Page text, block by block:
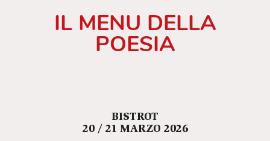
IL MENU DELLA
POESIA
BISTROT
20 / 21 MARZO 2026